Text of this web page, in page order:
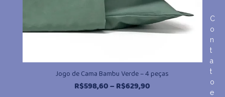
Jogo de Cama Bambu Verde – 4 peças
R$598,60–R$629,90
C
o
n
t
a
t
o
e